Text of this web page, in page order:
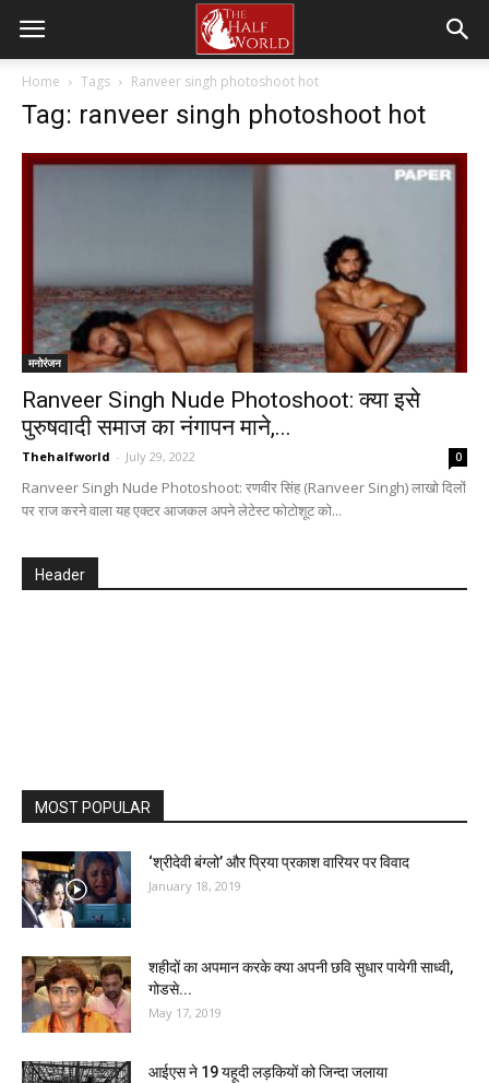
Home Tags Ranveer singh photoshoot hot
Tag: ranveer singh photoshoot hot
मनोरंजन
Ranveer Singh Nude Photoshoot: क्या इसे
पुरुषवादी समाज का नंगापन माने,...
Thehalfworld - July 29, 2022 0
Ranveer Singh Nude Photoshoot: रणवीर सिंह (Ranveer Singh) लाखो दिलों
पर राज करने वाला यह एक्टर आजकल अपने लेटेस्ट फोटोशूट को...
Header
MOST POPULAR
‘श्रीदेवी बंग्लो’ और प्रिया प्रकाश वारियर पर विवाद
January 18, 2019
शहीदों का अपमान करके क्या अपनी छवि सुधार पायेगी साध्वी,
गोडसे...
May 17, 2019
आईएस ने 19 यहूदी लड़कियों को जिन्दा जलाया